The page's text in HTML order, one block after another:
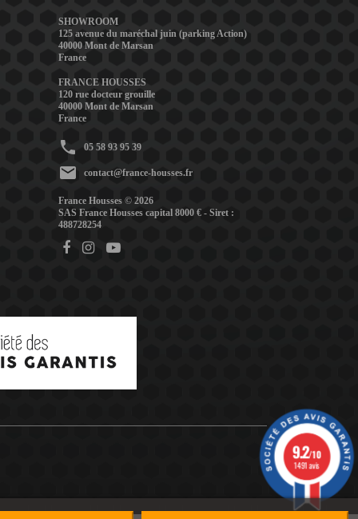
SHOWROOM
125 avenue du maréchal juin (parking Action)
40000 Mont de Marsan
France
FRANCE HOUSSES
120 rue docteur grouille
40000 Mont de Marsan
France
phone 05 58 93 95 39
mail contact@france-housses.fr
France Housses © 2026
SAS France Housses capital 8000 € - Siret :
488728254
9.2/10
1491 avis